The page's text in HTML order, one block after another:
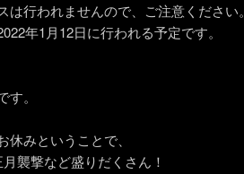
行われませんので、ご注意ください。
年1月12日に行われる予定です。
。
みということで、
襲撃など盛りだくさん！